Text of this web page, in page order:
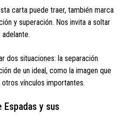
carta puede traer, también marca
y superación. Nos invita a soltar
dos situaciones: la separación
de un ideal, como la imagen que
vínculos importantes.
y sus